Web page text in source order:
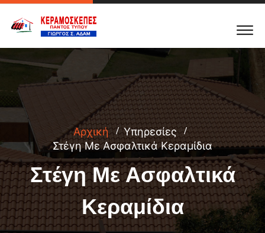
Αρχική
Υπηρεσίες
Στέγη Με Ασφαλτικά Κεραμίδια
Στέγη Με Ασφαλτικά
Κεραμίδια